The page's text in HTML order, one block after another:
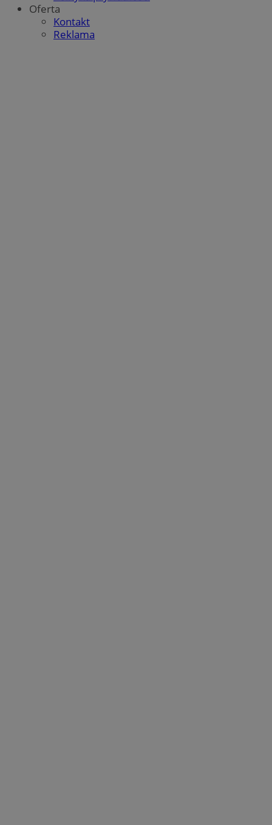
Oferta
Kontakt
Reklama